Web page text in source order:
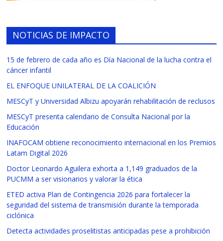
NOTICIAS DE IMPACTO
15 de febrero de cada año es Día Nacional de la lucha contra el
cáncer infantil
EL ENFOQUE UNILATERAL DE LA COALICIÓN
MESCyT y Universidad Albizu apoyarán rehabilitación de reclusos
MESCyT presenta calendario de Consulta Nacional por la
Educación
INAFOCAM obtiene reconocimiento internacional en los Premios
Latam Digital 2026
Doctor Leonardo Aguilera exhorta a 1,149 graduados de la
PUCMM a ser visionarios y valorar la ética
ETED activa Plan de Contingencia 2026 para fortalecer la
seguridad del sistema de transmisión durante la temporada
ciclónica
Detecta actividades proselitistas anticipadas pese a prohibición